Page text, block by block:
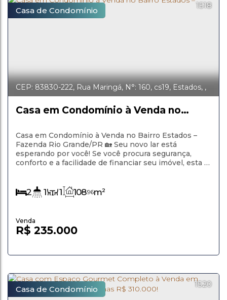
1518
Casa de Condomínio
Casa em Condomínio à Venda no
Grande/PR
R$ 235.000
CEP: 83830-222, Rua Maringá, N°: 160, cs19, Estados ,
Fazenda Rio Grande,Paraná,Brasil
2 1 1 108.96m²
Casa em Condomínio à Venda no Bairro Estados –
Fazenda Rio Grande/PR 🏡 Seu novo lar está
esperando por você! Se você procura segurança,
conforto e a facilidade de financiar seu imóvel, esta é
em condomínio oferece tudo o que você precisa para
viver com tranquilidade e...
1520
Casa de Condomínio